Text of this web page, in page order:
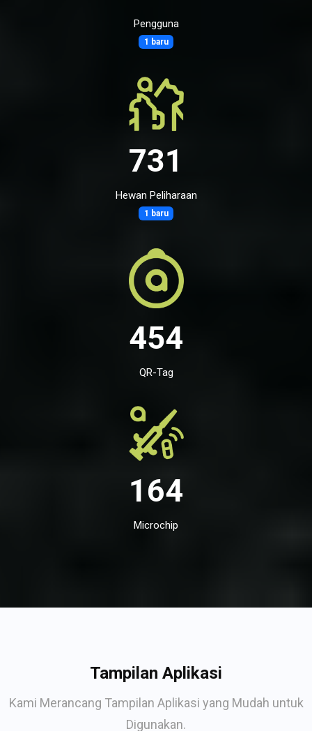
Pengguna
1 baru
731
Hewan Peliharaan
1 baru
454
QR-Tag
164
Microchip
Tampilan Aplikasi
Kami Merancang Tampilan Aplikasi yang Mudah untuk
Digunakan.